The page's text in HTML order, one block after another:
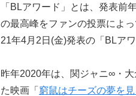
「BLアワード」とは、発表前
の最高峰をファンの投票によ
21年4月2日(金)発表の「BLア
昨年2020年は、関ジャニ∞・
た映画「 窮鼠はチーズの夢を見